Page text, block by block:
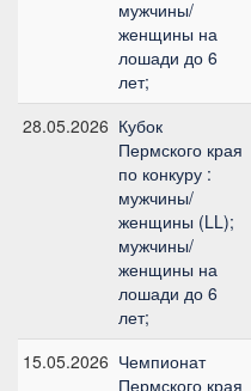
мужчины/
женщины на
лошади до 6
лет;
28.05.2026 Кубок
Пермского края
по конкуру :
мужчины/
женщины (LL);
мужчины/
женщины на
лошади до 6
лет;
15.05.2026 Чемпионат
Пермского края